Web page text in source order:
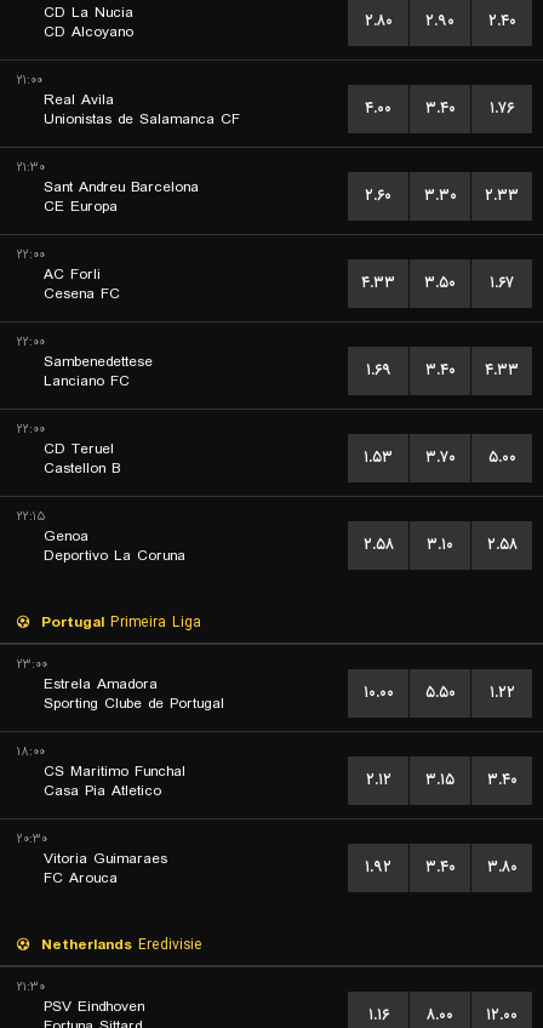
CD La Nucia
CD Alcoyano
۲.۸۰ ۲.۹۰ ۲.۴۰
۲۱:۰۰
Real Avila
Unionistas de Salamanca CF
۴.۰۰ ۳.۴۰ ۱.۷۶
۲۱:۳۰
Sant Andreu Barcelona
CE Europa
۲.۶۰ ۳.۳۰ ۲.۳۳
۲۲:۰۰
AC Forli
Cesena FC
۴.۳۳ ۳.۵۰ ۱.۶۷
۲۲:۰۰
Sambenedettese
Lanciano FC
۱.۶۹ ۳.۴۰ ۴.۳۳
۲۲:۰۰
CD Teruel
Castellon B
۱.۵۳ ۳.۷۰ ۵.۰۰
۲۲:۱۵
Genoa
Deportivo La Coruna
۲.۵۸ ۳.۱۰ ۲.۵۸
Portugal Primeira Liga
۲۳:۰۰
Estrela Amadora
Sporting Clube de Portugal
۱۰.۰۰ ۵.۵۰ ۱.۲۲
۱۸:۰۰
CS Maritimo Funchal
Casa Pia Atletico
۲.۱۲ ۳.۱۵ ۳.۴۰
۲۰:۳۰
Vitoria Guimaraes
FC Arouca
۱.۹۲ ۳.۴۰ ۳.۸۰
Netherlands Eredivisie
۲۱:۳۰
PSV Eindhoven
۱.۱۶ ۸.۰۰ ۱۲.۰۰